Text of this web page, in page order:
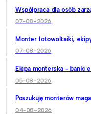
Współpraca dla osób
07-08-2026
Monter fotowoltaiki,
07-08-2026
Ekipa monterska - banki
05-08-2026
Poszukuję monterów
04-08-2026